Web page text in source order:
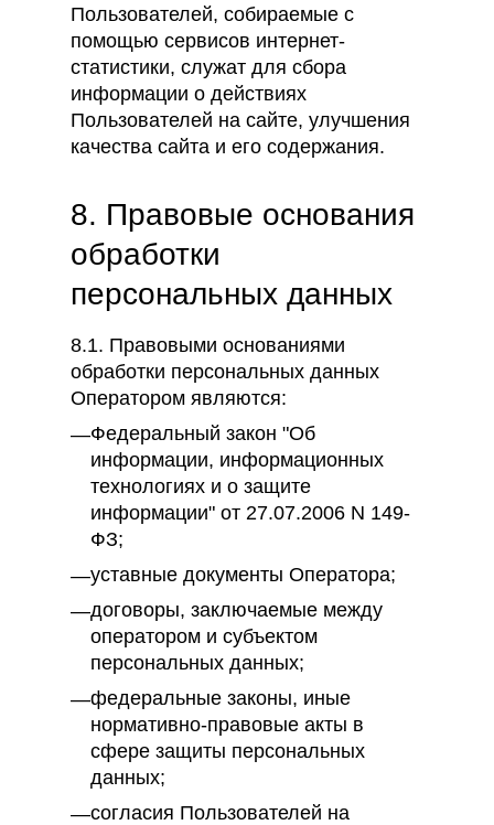
Пользователей, собираемые с
помощью сервисов интернет-
статистики, служат для сбора
информации о действиях
Пользователей на сайте, улучшения
качества сайта и его содержания.
8. Правовые основания
обработки
персональных данных
8.1. Правовыми основаниями
обработки персональных данных
Оператором являются:
Федеральный закон "Об
информации, информационных
технологиях и о защите
информации" от 27.07.2006 N 149-
ФЗ;
уставные документы Оператора;
договоры, заключаемые между
оператором и субъектом
персональных данных;
федеральные законы, иные
нормативно-правовые акты в
сфере защиты персональных
данных;
согласия Пользователей на